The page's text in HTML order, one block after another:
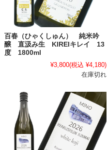
百春（ひゃくしゅん） 純米吟
醸 直汲み生 KIREIキレイ 13
度 1800ml
¥3,800(税込 ¥4,180)
在庫切れ